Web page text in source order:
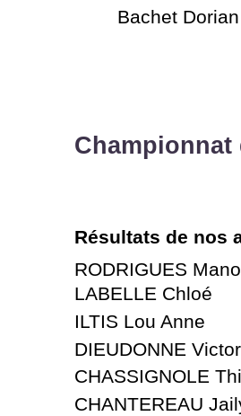
Championnat
Résultats de nos
RODRIGUES
LABELLE
ILTIS Lou
DIEUDONNE
Bachet